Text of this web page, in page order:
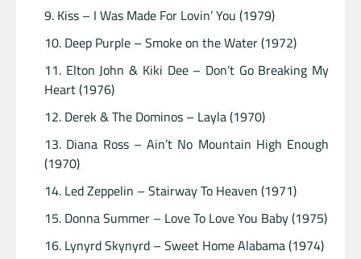
Kiss – I Was Made For Lovin’ You (1979)
Deep Purple – Smoke on the Water (1972)
Elton John & Kiki Dee – Don’t Go Breaking My
Heart (1976)
Derek & The Dominos – Layla (1970)
Diana Ross – Ain’t No Mountain High Enough
(1970)
Led Zeppelin – Stairway To Heaven (1971)
Donna Summer – Love To Love You Baby (1975)
Lynyrd Skynyrd – Sweet Home Alabama (1974)